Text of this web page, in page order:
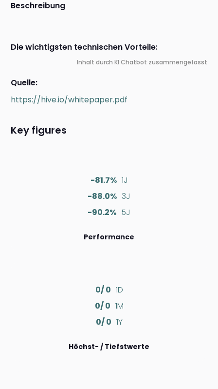
Beschreibung
Die wichtigsten technischen Vorteile:
Inhalt durch KI Chatbot zusammengefasst
Quelle:
https://hive.io/whitepaper.pdf
Key figures
-81.7% 1J
-88.0% 3J
-90.2% 5J
Performance
0/ 0 1D
0/ 0 1M
0/ 0 1Y
Höchst- / Tiefstwerte